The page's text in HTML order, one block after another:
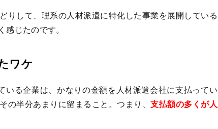
りして、理系の人材派遣に特化した事業を展開している
感じたのです。
ワケ
いる企業は、かなりの金額を人材派遣会社に支払ってい
の半分あまりに留まること。つまり、支払額の多くが人